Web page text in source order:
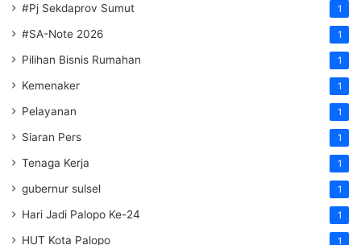
#Pj Sekdaprov Sumut 1
#SA-Note 2026 1
Pilihan Bisnis Rumahan 1
Kemenaker 1
Pelayanan 1
Siaran Pers 1
Tenaga Kerja 1
gubernur sulsel 1
Hari Jadi Palopo Ke-24 1
HUT Kota Palopo 1